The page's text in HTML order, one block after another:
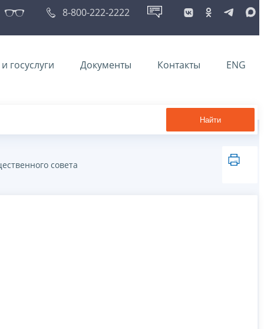
8-800-222-2222
госуслуги Документы Контакты ENG
Найти
совета